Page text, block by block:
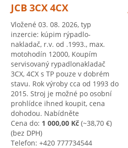
JCB 3CX 4CX
Vložené 03. 08. 2026, typ
inzercie: kúpim rýpadlo-
nakladač, r.v. od .1993., max.
motohodín 12000, Koupím
servisovaný rypadlonakladač
3CX, 4CX s TP pouze v dobrém
stavu. Rok výroby cca od 1993 do
2015. Stroj je možné po osobní
prohlídce ihned koupit, cena
dohodou. Nabídněte
Cena do: 1 000,00 Kč (~38,70 €)
(bez DPH)
Telefon: +420 777734544